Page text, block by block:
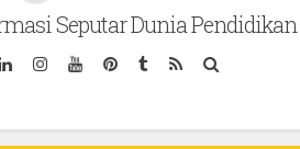
Seputar Dunia Pendidikan